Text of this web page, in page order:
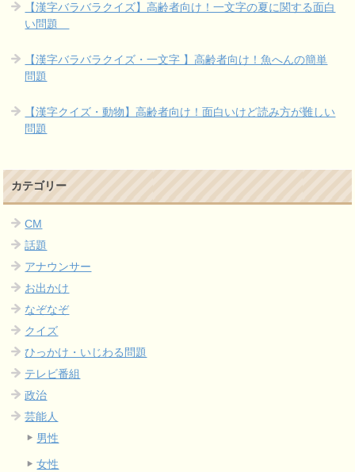
【漢字バラバラクイズ】高齢者向け！一文字の夏に関する面白
い問題
【漢字バラバラクイズ・一文字 】高齢者向け！魚へんの簡単
問題
【漢字クイズ・動物】高齢者向け！面白いけど読み方が難しい
問題
カテゴリー
CM
話題
アナウンサー
お出かけ
なぞなぞ
クイズ
ひっかけ・いじわる問題
テレビ番組
政治
芸能人
男性
女性